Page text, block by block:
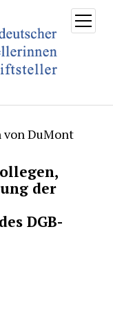
Menü
öffnen
DuMont
der
DGB-